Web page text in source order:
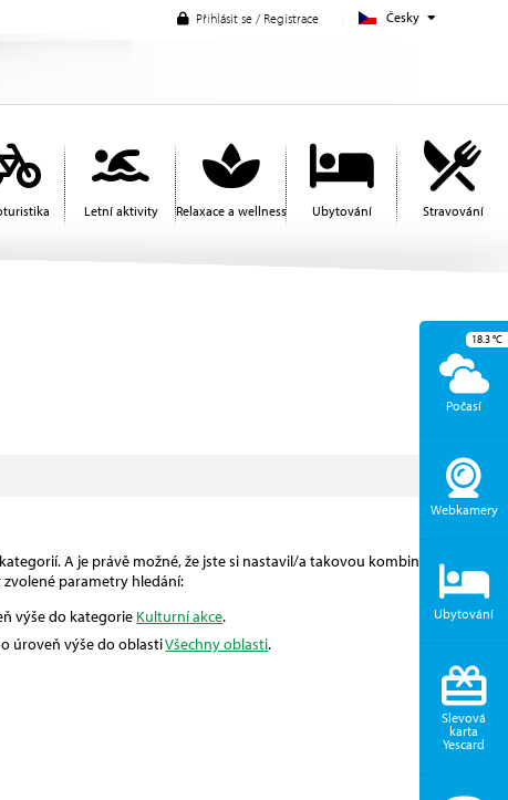
Česky
Přihlásit se / Registrace
Letní aktivity Relaxace a wellness Ubytování Stravování
A je právě možné, že jste si nastavil/a takovou kombinaci, pro
parametry hledání:
výše do kategorie Kulturní akce.
úroveň výše do oblastiVšechny oblasti.
Počasí
18.3°C
Webkamery
Ubytování
Slevová
karta
Yescard